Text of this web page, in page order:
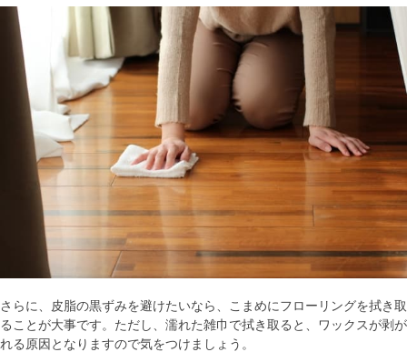
さらに、皮脂の黒ずみを避けたいなら、こまめにフローリングを拭き取
ることが大事です。ただし、濡れた雑巾で拭き取ると、ワックスが剥が
れる原因となりますので気をつけましょう。